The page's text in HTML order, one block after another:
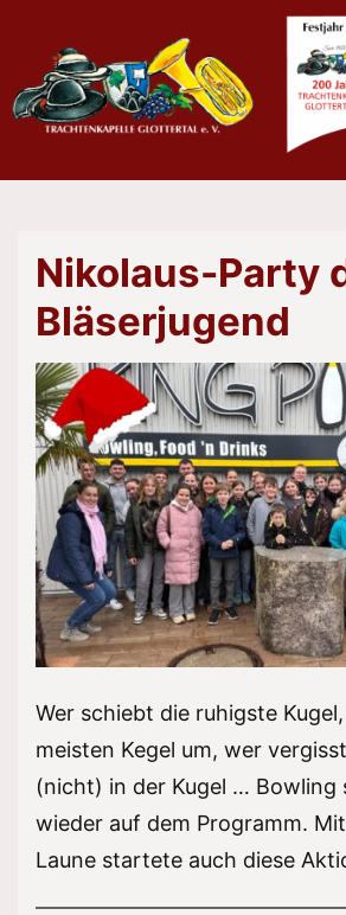
Inhalt
Nikolaus-Party
Bläserjugend
Wer schiebt die ruhigste
meisten Kegel um, wer
(nicht) in der Kugel … Bowling
wieder auf dem Programm.
Laune startete auch diese